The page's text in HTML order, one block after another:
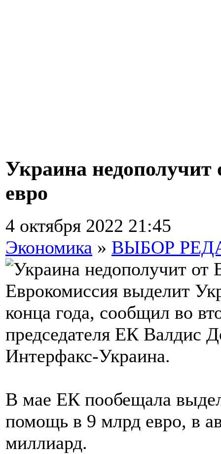
Украина
евро
4 октября 2022 21:45
Экономика » ВЫБОР
Еврокомиссия выделит
конца года, сообщил во
председателя ЕК Валдис
Интерфакс-Украина.
В мае ЕК пообещала
помощь в 9 млрд евро, в
миллиард.